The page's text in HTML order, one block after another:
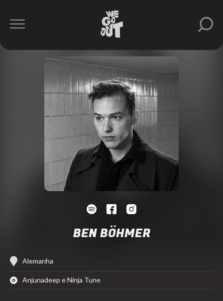
BEN BÖHMER
Alemanha
Anjunadeep e Ninja Tune